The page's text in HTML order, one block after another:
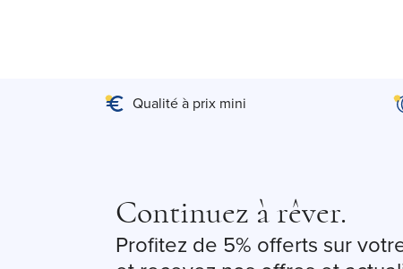
Qualité à prix mini
Continuez à rêver.
Profitez de 5% offerts sur